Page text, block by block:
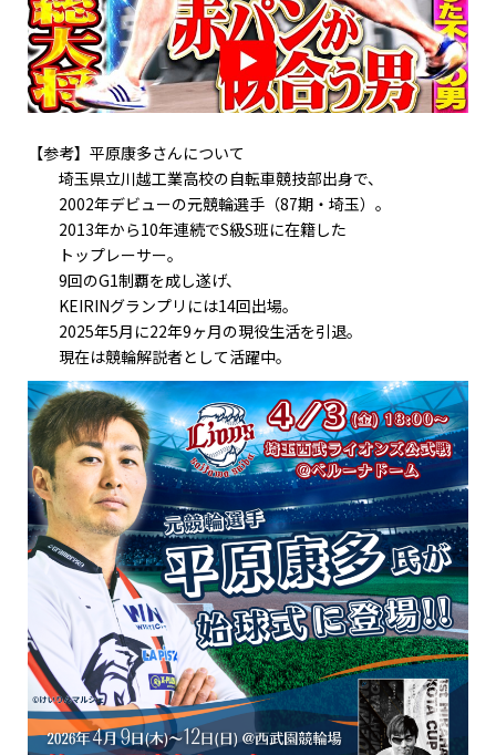
【参考】平原康多さんについて
埼玉県立川越工業高校の自転車競技部出身で、
2002年デビューの元競輪選手（87期・埼玉）。
2013年から10年連続でS級S班に在籍した
トップレーサー。
9回のG1制覇を成し遂げ、
KEIRINグランプリには14回出場。
2025年5月に22年9ヶ月の現役生活を引退。
現在は競輪解説者として活躍中。